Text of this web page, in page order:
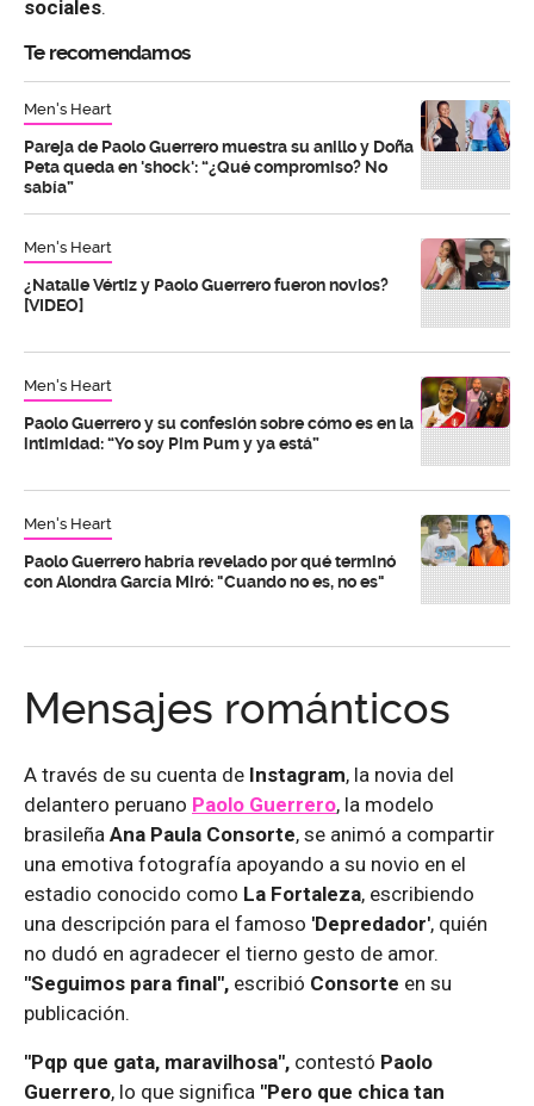
sociales.
Te recomendamos
Men's Heart
Pareja de Paolo Guerrero muestra su anillo y Doña
Peta queda en 'shock': “¿Qué compromiso? No
sabía”
Men's Heart
¿Natalie Vértiz y Paolo Guerrero fueron novios?
[VIDEO]
Men's Heart
Paolo Guerrero y su confesión sobre cómo es en la
intimidad: “Yo soy Pim Pum y ya está”
Men's Heart
Paolo Guerrero habría revelado por qué terminó
con Alondra García Miró: "Cuando no es, no es"
Mensajes románticos
A través de su cuenta de Instagram, la novia del
delantero peruano Paolo Guerrero, la modelo
brasileña Ana Paula Consorte, se animó a compartir
una emotiva fotografía apoyando a su novio en el
estadio conocido como La Fortaleza, escribiendo
una descripción para el famoso 'Depredador', quién
no dudó en agradecer el tierno gesto de amor.
"Seguimos para final", escribió Consorte en su
publicación.
"Pqp que gata, maravilhosa", contestó Paolo
Guerrero, lo que significa "Pero que chica tan